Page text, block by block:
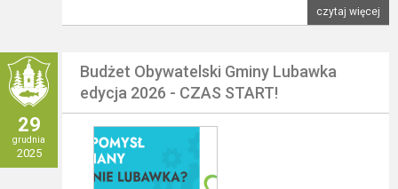
czytaj więcej
29
grudnia
2025
Budżet Obywatelski Gminy Lubawka
edycja 2026 - CZAS START!